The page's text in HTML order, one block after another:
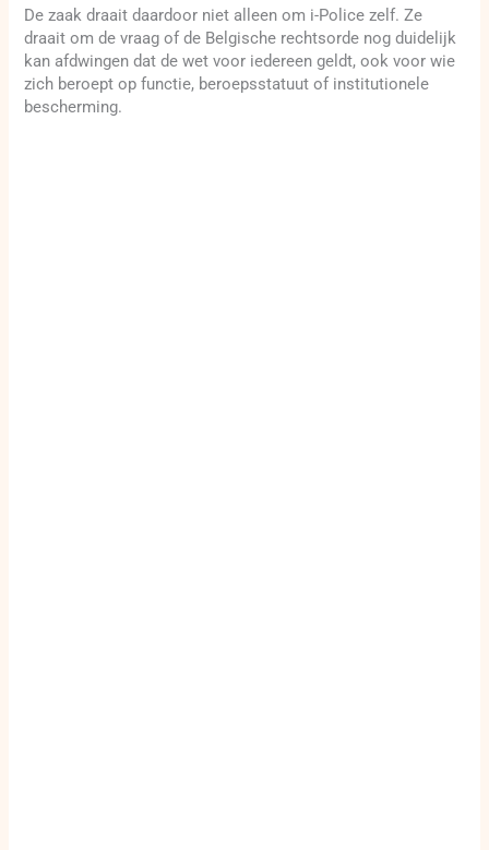
De zaak draait daardoor niet alleen om i-Police zelf. Ze
draait om de vraag of de Belgische rechtsorde nog duidelijk
kan afdwingen dat de wet voor iedereen geldt, ook voor wie
zich beroept op functie, beroepsstatuut of institutionele
bescherming.